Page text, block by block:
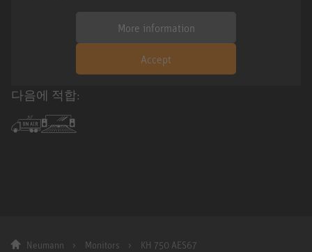
More information
Accept
다음에 적합:
Neumann Monitors KH 750 AES67